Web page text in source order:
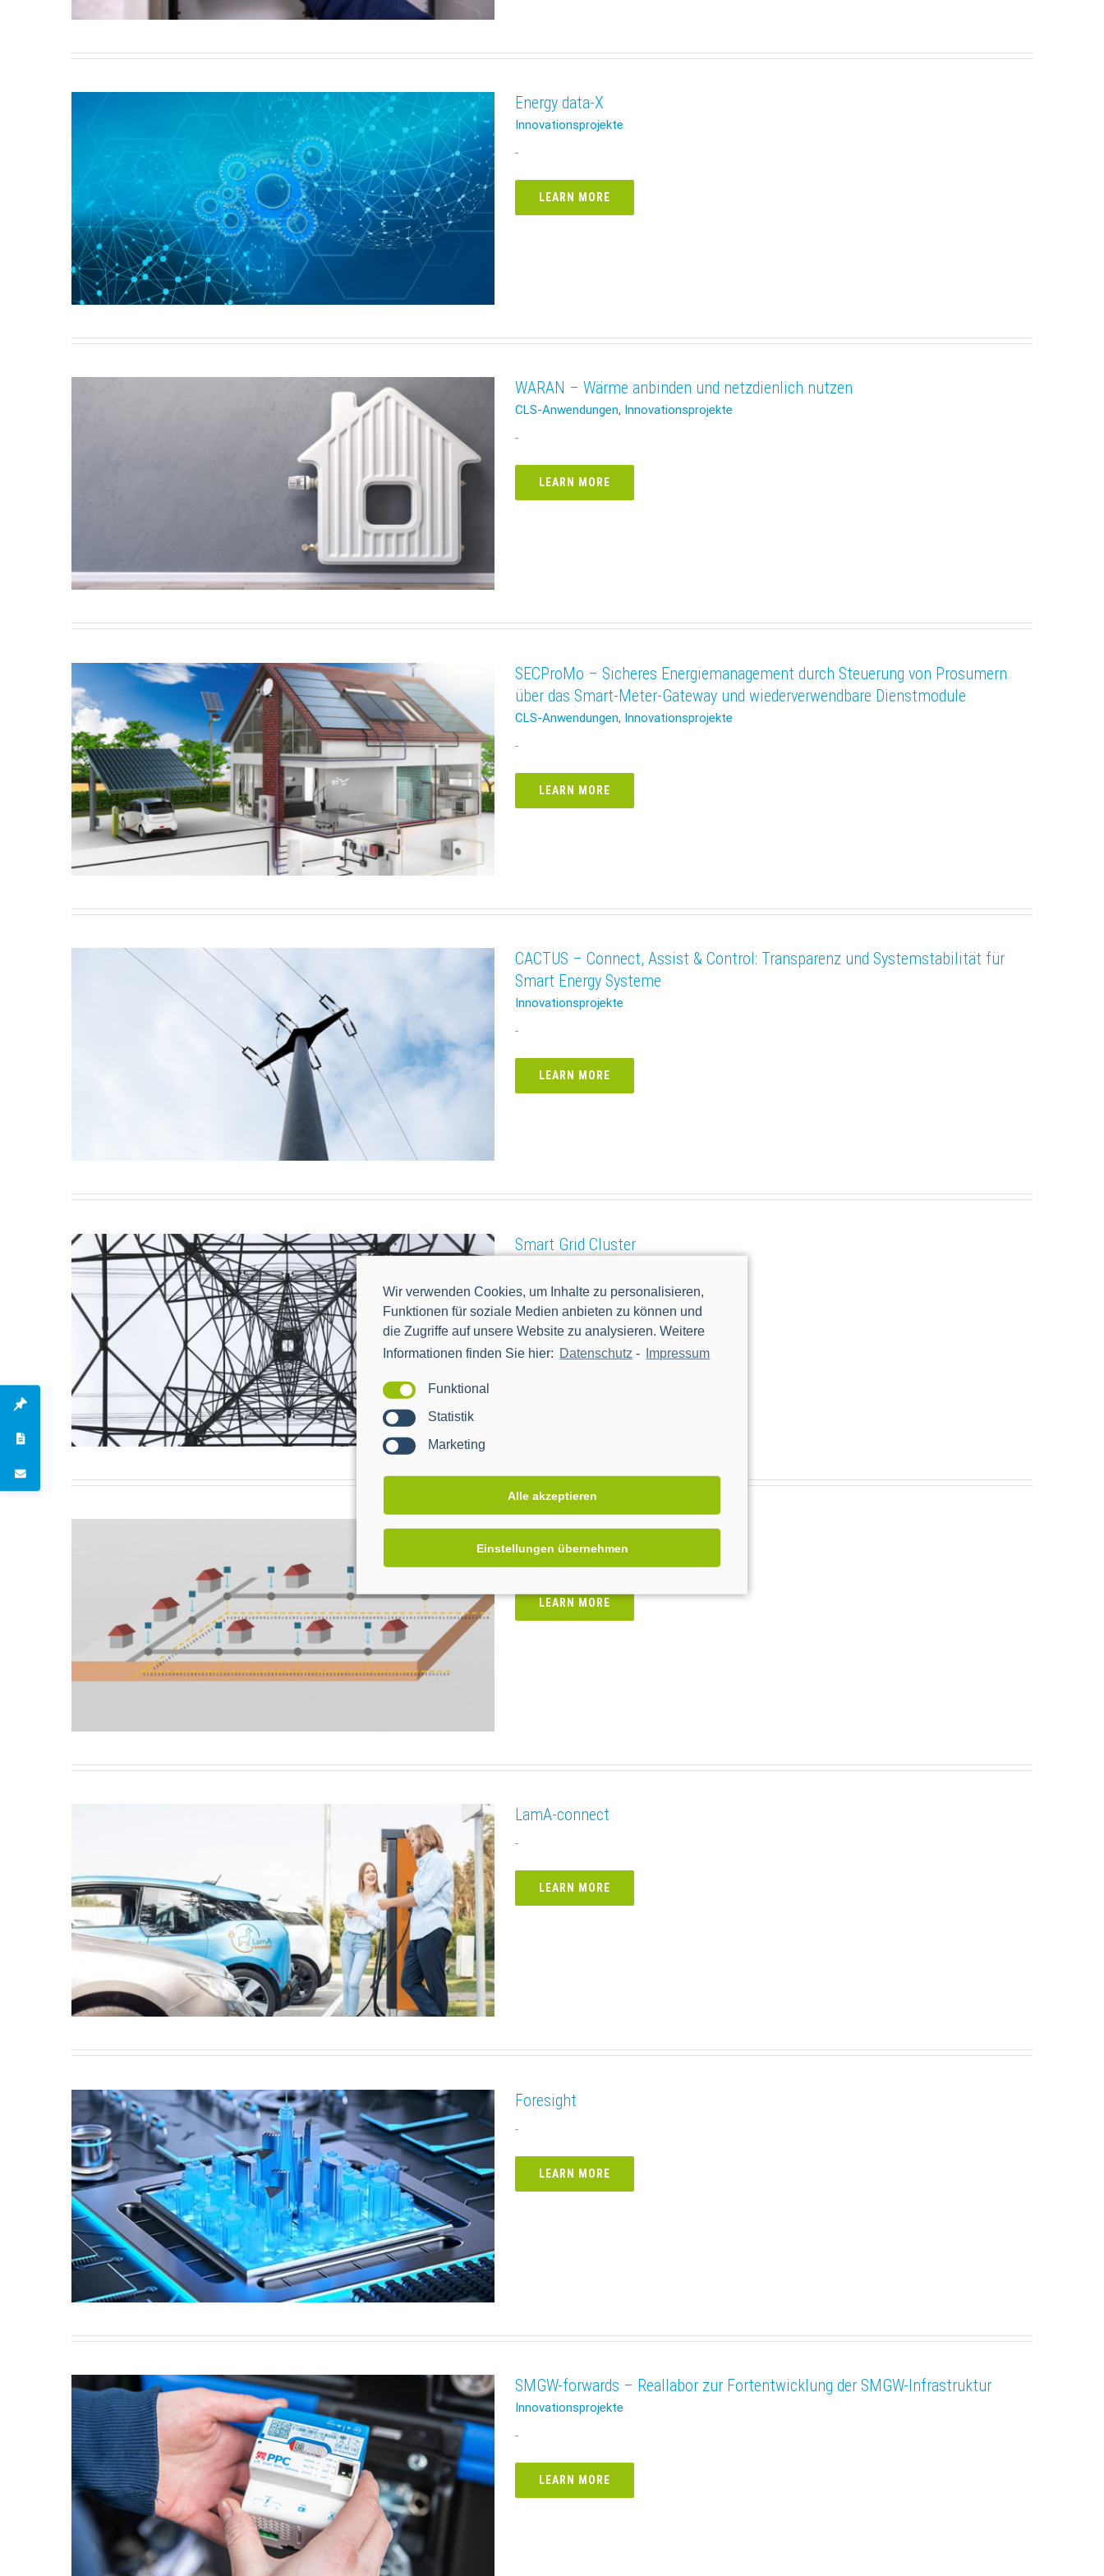
Wir verwenden Cookies, um Inhalte zu personalisieren,
Funktionen für soziale Medien anbieten zu können und
die Zugriffe auf unsere Website zu analysieren. Weitere
Informationen finden Sie hier: Datenschutz - Impressum
Funktional
Statistik
Marketing
Alle akzeptieren
Einstellungen übernehmen
Energy data-X
Innovationsprojekte
-
LEARN MORE
WARAN – Wärme anbinden und netzdienlich nutzen
CLS-Anwendungen, Innovationsprojekte
-
LEARN MORE
SECProMo – Sicheres Energiemanagement durch Steuerung von Prosumern
über das Smart-Meter-Gateway und wiederverwendbare Dienstmodule
CLS-Anwendungen, Innovationsprojekte
-
LEARN MORE
CACTUS – Connect, Assist & Control: Transparenz und Systemstabilität für
Smart Energy Systeme
Innovationsprojekte
-
LEARN MORE
Smart Grid Cluster
LEARN MORE
Fühler im Netz 2.0
LEARN MORE
LamA-connect
-
LEARN MORE
Foresight
-
LEARN MORE
SMGW-forwards – Reallabor zur Fortentwicklung der SMGW-Infrastruktur
Innovationsprojekte
-
LEARN MORE